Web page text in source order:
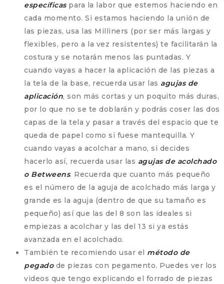
específicaspara la labor que estemos haciendo en
cada momento. Si estamos haciendo la unión de
las piezas, usa las Milliners (por ser más largas y
flexibles, pero a la vez resistentes) te facilitarán la
costura y se notarán menos las puntadas. Y
cuando vayas a hacer la aplicación de las piezas a
la tela de la base, recuerda usar las agujas de
aplicación, son más cortas y un poquito más duras,
por lo que no se te doblarán y podrás coser las dos
capas de la tela y pasar a través del espacio que te
queda de papel como si fuese mantequilla. Y
cuando vayas a acolchar a mano, si decides
hacerlo así, recuerda usar las agujas de acolchado
o Betweens. Recuerda que cuanto más pequeño
es el número de la aguja de acolchado más larga y
grande es la aguja (dentro de que su tamaño es
pequeño) así que las del 8 son las ideales si
empiezas a acolchar y las del 13 si ya estás
avanzada en el acolchado.
También te recomiendo usar el método de
pegadode piezas con pegamento. Puedes ver los
videos que tengo explicando el forrado de piezas